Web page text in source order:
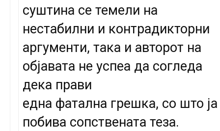
суштина се темели на
нестабилни и контрадикторни
аргументи, така и авторот на
објавата не успеа да согледа
дека прави
една фатална грешка, со што ја
побива сопствената теза.